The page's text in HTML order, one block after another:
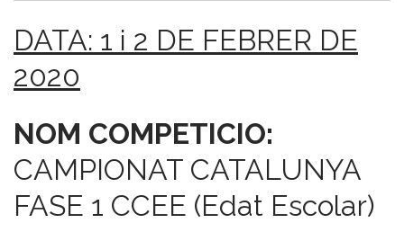
DATA: 1 i 2 DE FEBRER DE
2020
NOM COMPETICIO:
CAMPIONAT CATALUNYA
FASE 1 CCEE (Edat Escolar)